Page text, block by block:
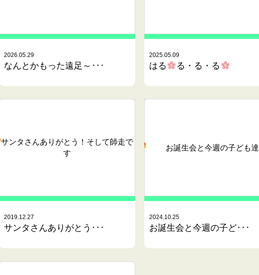
2026.05.29
なんとかもった遠足～･･･
2025.05.09
はる る・る・る
サンタさんありがとう！そして師走で
す
2019.12.27
サンタさんありがとう･･･
お誕生会と今週の子ども達
2024.10.25
お誕生会と今週の子ど･･･